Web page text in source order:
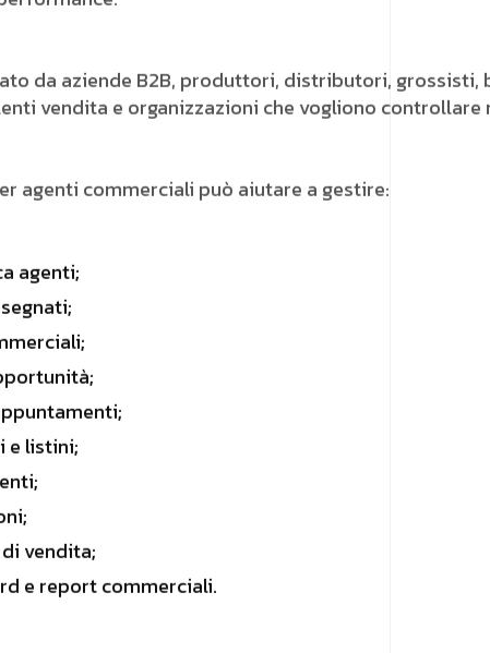
da aziende B2B, produttori, distributori,
vendita e organizzazioni che vogliono
agenti commerciali può aiutare a gestire:
agenti;
e listini;
vendita;
e report commerciali.